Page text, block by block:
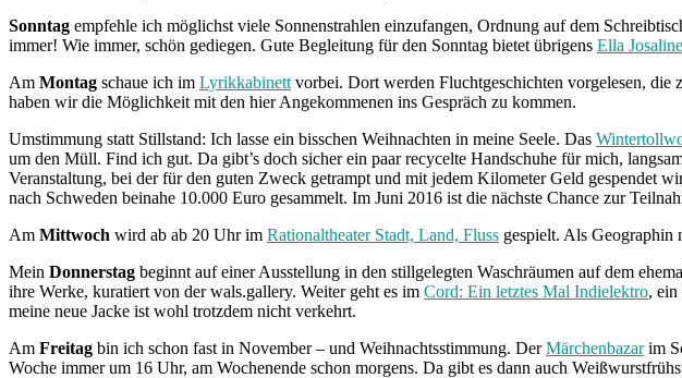
Sonntag empfehle ich möglichst viele Sonnenstrahlen einzufangen, Ordnung auf dem
immer! Wie immer, schön gediegen. Gute Begleitung für den Sonntag bietet übrigens Ella
Am Montag schaue ich im Lyrikkabinettvorbei. Dort werden Fluchtgeschichten vorgelesen, die
haben wir die Möglichkeit mit den hier Angekommenen ins Gespräch zu kommen.
Umstimmung statt Stillstand: Ich lasse ein bisschen Weihnachten in meine Seele. Das
um den Müll. Find ich gut. Da gibt’s doch sicher ein paar recycelte Handschuhe für mich,
Veranstaltung, bei der für den guten Zweck getrampt und mit jedem Kilometer Geld gespendet
nach Schweden beinahe 10.000 Euro gesammelt. Im Juni 2016 ist die nächste Chance zur
Am Mittwoch wird ab ab 20 Uhr im Rationaltheater Stadt, Land, Fluss gespielt. Als Geographin
Mein Donnerstag beginnt auf einer Ausstellung in den stillgelegten Waschräumen auf dem
ihre Werke, kuratiert von der wals.gallery. Weiter geht es im Cord: Ein letztes Mal Indielektro,
meine neue Jacke ist wohl trotzdem nicht verkehrt.
Am Freitag bin ich schon fast in November – und Weihnachtsstimmung. DerMärchenbazarim
Woche immer um 16 Uhr, am Wochenende schon morgens. Da gibt es dann auch